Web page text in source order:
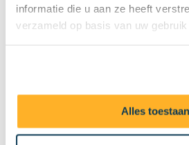
informatie die u aan ze heeft
verzameld op basis van uw
Alles toestaan
groter
plaatsen?
Welk type
ik het best
dakraam?